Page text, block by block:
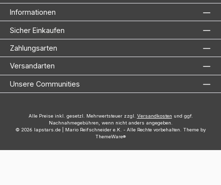
Informationen
Sicher Einkaufen
Zahlungsarten
Versandarten
Unsere Communities
Alle Preise inkl. gesetzl. Mehrwertsteuer zzgl. Versandkosten und ggf.
Nachnahmegebühren, wenn nicht anders angegeben.
© 2026 lapstars.de | Mario Reifschneider e.K. - Alle Rechte vorbehalten. Theme by
ThemeWare®